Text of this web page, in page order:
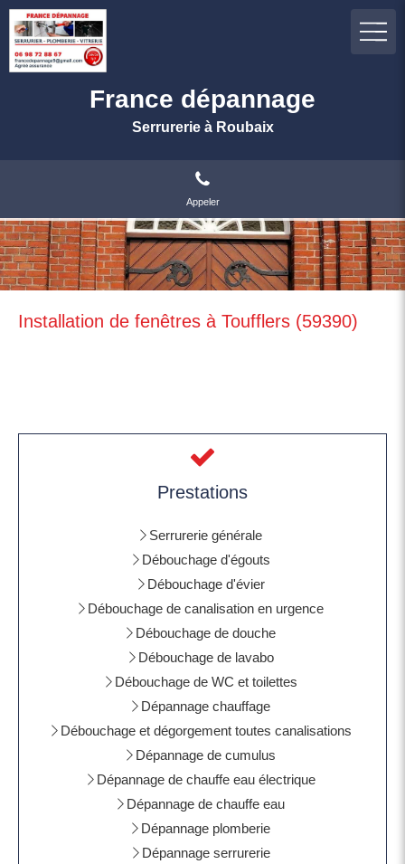
France dépannage
Serrurerie à Roubaix
Appeler
Installation de fenêtres à Toufflers (59390)
Prestations
Serrurerie générale
Débouchage d'égouts
Débouchage d'évier
Débouchage de canalisation en urgence
Débouchage de douche
Débouchage de lavabo
Débouchage de WC et toilettes
Dépannage chauffage
Débouchage et dégorgement toutes canalisations
Dépannage de cumulus
Dépannage de chauffe eau électrique
Dépannage de chauffe eau
Dépannage plomberie
Dépannage serrurerie